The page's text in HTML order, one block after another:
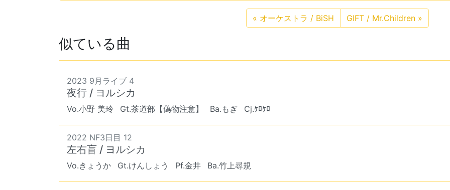
« オーケストラ / BiSH GIFT / Mr.Children »
似ている曲
2023 9月ライブ 4
夜行 / ヨルシカ
Vo.小野 美玲 Gt.茶道部【偽物注意】 Ba.もぎ Cj.ｹﾛｹﾛ
2022 NF3日目 12
左右盲 / ヨルシカ
Vo.きょうか Gt.けんしょう Pf.金井 Ba.竹上尋規